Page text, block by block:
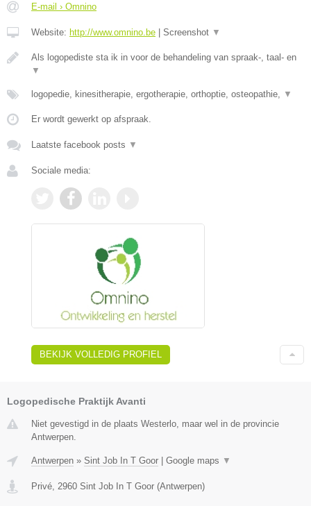
E-mail › Omnino
Website: http://www.omnino.be | Screenshot ▼
Als logopediste sta ik in voor de behandeling van spraak-, taal- en
▼
logopedie, kinesitherapie, ergotherapie, orthoptie, osteopathie, ▼
Er wordt gewerkt op afspraak.
Laatste facebook posts ▼
Sociale media:
BEKIJK VOLLEDIG PROFIEL
Logopedische Praktijk Avanti
Niet gevestigd in de plaats Westerlo, maar wel in de provincie
Antwerpen.
Antwerpen » Sint Job In T Goor Google maps ▼
Privé, 2960 Sint Job In T Goor (Antwerpen)